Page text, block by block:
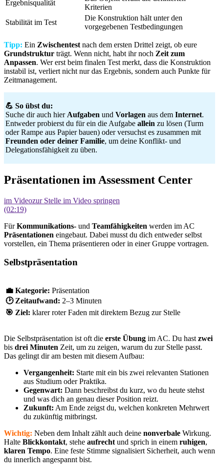
Ergebnisqualität
Kriterien
Stabilität im Test
Die Konstruktion hält unter den
vorgegebenen Testbedingungen
Tipp: Ein Zwischentest nach dem ersten Drittel zeigt, ob eure
Grundstruktur trägt. Wenn nicht, habt ihr noch Zeit zum
Anpassen. Wer erst beim finalen Test merkt, dass die Konstruktion
instabil ist, verliert nicht nur das Ergebnis, sondern auch Punkte für
Zeitmanagement.
💪 So übst du:
Suche dir auch hier Aufgaben und Vorlagen aus dem Internet.
Entweder probierst du für ein die Aufgabe allein zu lösen (Turm
oder Rampe aus Papier bauen) oder versuchst es zusammen mit
Freunden oder deiner Familie, um deine Konflikt- und
Delegationsfähigkeit zu üben.
Präsentationen im Assessment Center
im Videozur Stelle im Video springen
(02:19)
FürKommunikations- und Teamfähigkeiten werden im AC
Präsentationen eingebaut. Dabei musst du dich entweder selbst
vorstellen, ein Thema präsentieren oder in einer Gruppe vortragen.
Selbstpräsentation
💼 Kategorie: Präsentation
🕑 Zeitaufwand: 2–3 Minuten
🎯 Ziel: klarer roter Faden mit direktem Bezug zur Stelle
Die Selbstpräsentation ist oft die erste Übung im AC. Du hast zwei
bis drei Minuten Zeit, um zu zeigen, warum du zur Stelle passt.
Das gelingt dir am besten mit diesem Aufbau:
Vergangenheit: Starte mit ein bis zwei relevanten Stationen
aus Studium oder Praktika.
Gegenwart: Dann beschreibst du kurz, wo du heute stehst
und was dich an genau dieser Position reizt.
Zukunft: Am Ende zeigst du, welchen konkreten Mehrwert
du zukünftig mitbringst.
Wichtig: Neben dem Inhalt zählt auch deine nonverbale Wirkung.
Halte Blickkontakt, stehe aufrecht und sprich in einem ruhigen,
klaren Tempo. Eine feste Stimme signalisiert Sicherheit, auch wenn
du innerlich angespannt bist.